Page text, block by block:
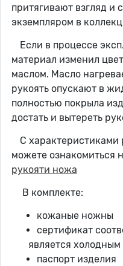
притягивают взгляд и
экземпляром в
Если в процессе
материал изменил
маслом. Масло
рукоять опускают в
полностью покрыла
достать и вытереть
С характеристиками
можете ознакомиться
рукояти ножа
В комплекте:
кожаные ножны
сертификат
является
паспорт изделия